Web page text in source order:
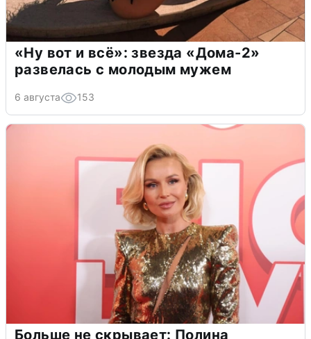
«Ну вот и всё»: звезда «Дома-2»
развелась с молодым мужем
6 августа 153
Больше не скрывает: Полина